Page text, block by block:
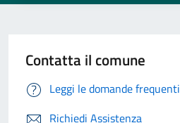
Contatta il comune
Leggi le domande frequenti
Richiedi Assistenza